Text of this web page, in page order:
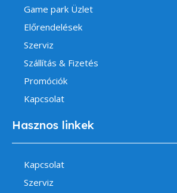
Game park Üzlet
Előrendelések
Szerviz
Szállítás & Fizetés
Promóciók
Kapcsolat
Hasznos linkek
Kapcsolat
Szerviz